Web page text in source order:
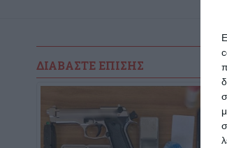
ΔΙΑΒΆΣΤΕ ΕΠΊΣΗΣ